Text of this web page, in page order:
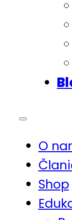
O
Shop